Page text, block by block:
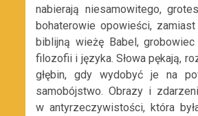
nabierają niesamowitego,
bohaterowie opowieści,
biblijną wieżę Babel,
filozofii i języka. Słowa pękają,
głębin, gdy wydobyć je na
samobójstwo. Obrazy i
w antyrzeczywistości, która